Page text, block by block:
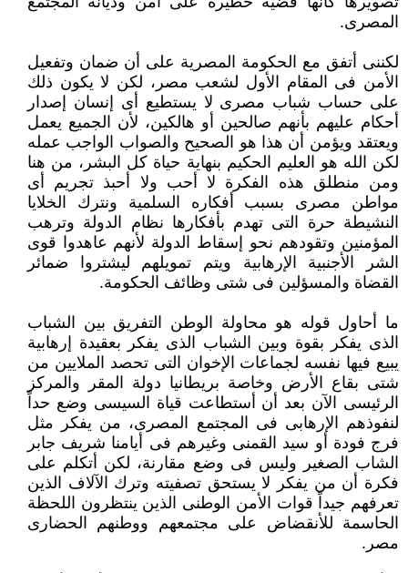
المصرى.‏
لكننى أتفق مع الحكومة المصرية على أن ضمان وتفعيل
الأمن فى المقام الأول لشعب مصر، لكن لا يكون ذلك
على حساب شباب ‏مصرى لا يستطيع أى إنسان إصدار
أحكام عليهم بأنهم صالحين أو هالكين، لأن الجميع يعمل
ويعتقد ويؤمن أن هذا هو الصحيح ‏والصواب الواجب عمله
لكن الله هو العليم الحكيم بنهاية حياة كل البشر، من هنا
ومن منطلق هذه الفكرة لا أحب ولا أحبذ تجريم أى
‏مواطن مصرى بسبب أفكاره السلمية ونترك الخلايا
النشيطة حرة التى تهدم بأفكارها نظام الدولة وترهب
المؤمنين وتقودهم نحو ‏إسقاط الدولة لأنهم عاهدوا قوى
الشر الأجنبية الإرهابية ويتم تمويلهم ليشتروا ضمائر
القضاة والمسؤلين فى شتى وظائف الحكومة.‏
ما أحاول قوله هو محاولة الوطن التفريق بين الشباب
الذى يفكر بقوة وبين الشباب الذى يفكر بعقيدة إرهابية
يبيع فيها نفسه ‏لجماعات الإخوان التى تحصد الملايين من
شتى بقاع الأرض وخاصة بريطانيا دولة المقر والمركز
الرئيسى الآن بعد أن أستطاعت ‏قياة السيسى وضع حداً
لنفوذهم الإرهابى فى المجتمع المصرى، من يفكر مثل
فرج فودة أو سيد القمنى وغيرهم فى أيامنا شريف ‏جابر
الشاب الصغير وليس فى وضع مقارنة، لكن أتكلم على
فكرة أن من يفكر لا يستحق تصفيته وترك الآلاف الذين
تعرفهم جيداً ‏قوات الأمن الوطنى الذين ينتظرون اللحظة
الحاسمة للأنقضاض على مجتمعهم ووطنهم الحضارى
مصر.‏